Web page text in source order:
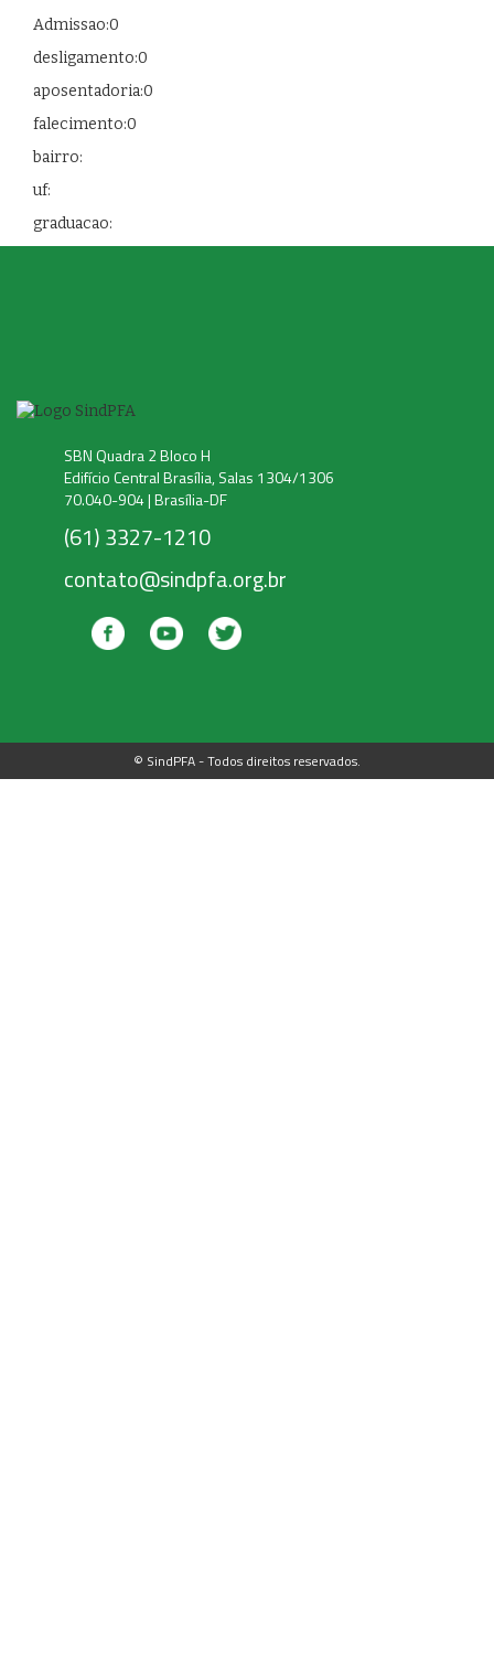
Admissao:0
desligamento:0
aposentadoria:0
falecimento:0
bairro:
uf:
graduacao:
SBN Quadra 2 Bloco H
Edifício Central Brasília, Salas 1304/1306
70.040-904 | Brasília-DF
(61) 3327-1210
contato@sindpfa.org.br
© SindPFA - Todos direitos reservados.